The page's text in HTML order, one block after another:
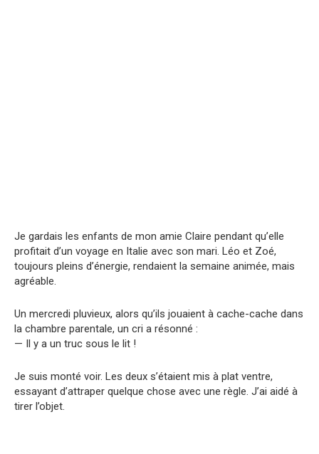
Je gardais les enfants de mon amie Claire pendant qu’elle
profitait d’un voyage en Italie avec son mari. Léo et Zoé,
toujours pleins d’énergie, rendaient la semaine animée, mais
agréable.
Un mercredi pluvieux, alors qu’ils jouaient à cache-cache dans
la chambre parentale, un cri a résonné :
— Il y a un truc sous le lit !
Je suis monté voir. Les deux s’étaient mis à plat ventre,
essayant d’attraper quelque chose avec une règle. J’ai aidé à
tirer l’objet.